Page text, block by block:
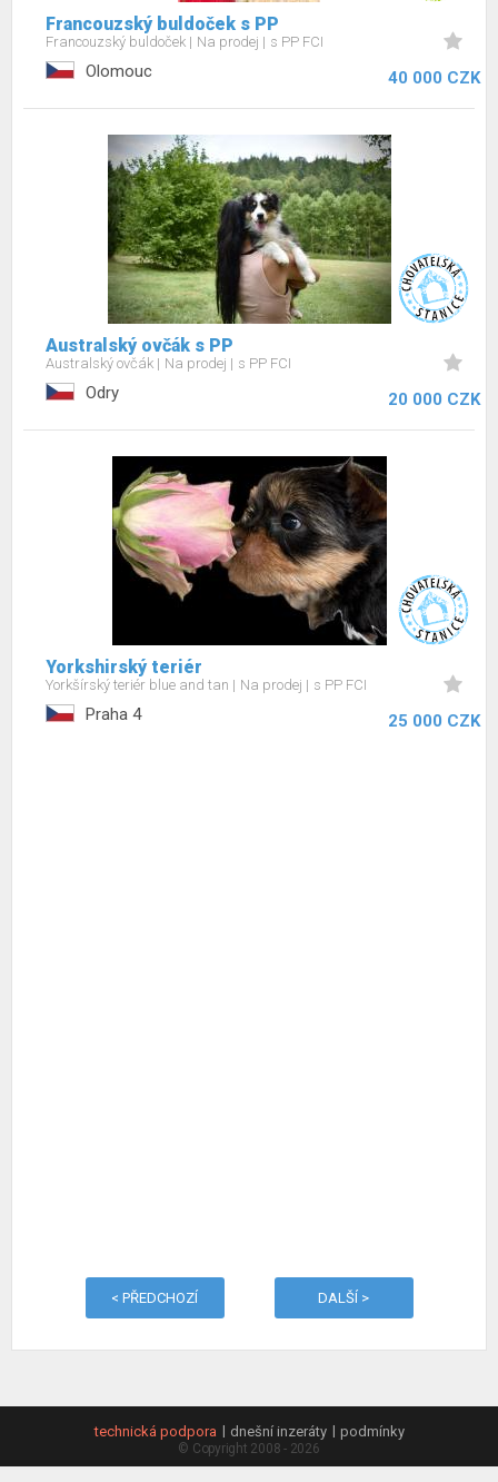
Francouzský buldoček s PP
Francouzský buldoček Na prodej s PP FCI
Olomouc 40 000 CZK
Australský ovčák s PP
Australský ovčák Na prodej s PP FCI
Odry 20 000 CZK
Yorkshirský teriér
Yorkšírský teriér blue and tan Na prodej s PP FCI
Praha 4 25 000 CZK
< PŘEDCHOZÍ DALŠÍ >
technická podpora dnešní inzeráty podmínky
© Copyright 2008 - 2026